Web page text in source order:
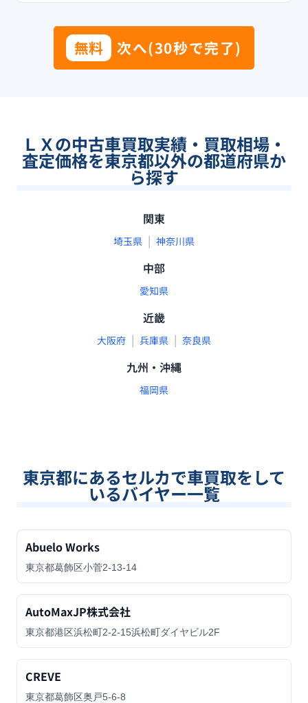
無料 次へ(30秒で完了)
ＬＸの中古車買取実績・買取相場・
査定価格を東京都以外の都道府県か
ら探す
関東
埼玉県 | 神奈川県
中部
愛知県
近畿
大阪府 | 兵庫県 | 奈良県
九州・沖縄
福岡県
東京都にあるセルカで車買取をして
いるバイヤー一覧
Abuelo Works
東京都葛飾区小菅2-13-14
AutoMaxJP株式会社
東京都港区浜松町2-2-15浜松町ダイヤビル2F
CREVE
東京都葛飾区奥戸5-6-8